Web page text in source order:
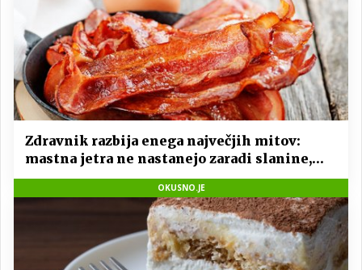
Zdravnik razbija enega največjih mitov:
mastna jetra ne nastanejo zaradi slanine,
temveč zaradi živila, ki ga imamo vsi radi
OKUSNO.JE